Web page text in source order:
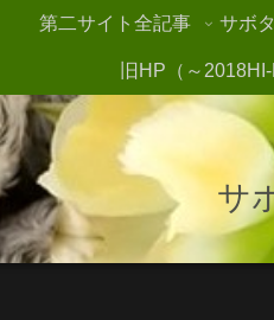
サ
第二サイト全記事
旧HP（～2018HI-